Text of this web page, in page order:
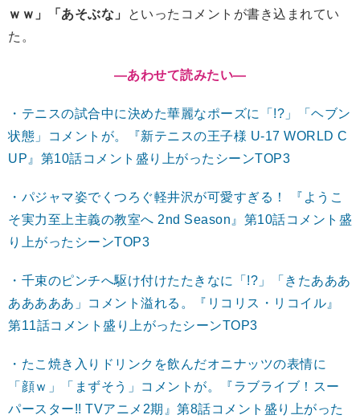
ｗｗ」「あそぶな」
といったコメントが書き込まれてい
た。
―あわせて読みたい―
・テニスの試合中に決めた華麗なポーズに「!?」「ヘブン
状態」コメントが。『新テニスの王子様 U-17 WORLD C
UP』第10話コメント盛り上がったシーンTOP3
・パジャマ姿でくつろぐ軽井沢が可愛すぎる！ 『ようこ
そ実力至上主義の教室へ 2nd Season』第10話コメント盛
り上がったシーンTOP3
・千束のピンチへ駆け付けたたきなに「!?」「きたあああ
あああああ」コメント溢れる。『リコリス・リコイル』
第11話コメント盛り上がったシーンTOP3
・たこ焼き入りドリンクを飲んだオニナッツの表情に
「顔ｗ」「まずそう」コメントが。『ラブライブ！スー
パースター!! TVアニメ2期』第8話コメント盛り上がった